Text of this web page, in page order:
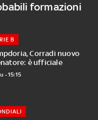
formazioni
Corradi nuovo
è ufficiale
B
- 15:15